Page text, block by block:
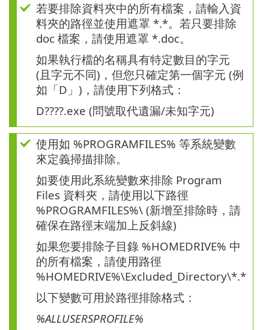
若要排除資料夾中的所有檔案，請輸入資
料夾的路徑並使用遮罩 *.*。若只要排除
doc 檔案，請使用遮罩 *.doc。
如果執行檔的名稱具有特定數目的字元
(且字元不同)，但您只確定第一個字元 (例
如「D」)，請使用下列格式：
D????.exe (問號取代遺漏/未知字元)
使用如 %PROGRAMFILES% 等系統變數
來定義掃描排除。
如要使用此系統變數來排除 Program
Files 資料夾，請使用以下路徑
%PROGRAMFILES%\ (新增至排除時，請
確保在路徑末端加上反斜線)
如果您要排除子目錄 %HOMEDRIVE% 中
的所有檔案，請使用路徑
%HOMEDRIVE%\Excluded_Directory\*.*
以下變數可用於路徑排除格式：
%ALLUSERSPROFILE%